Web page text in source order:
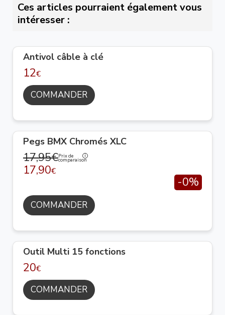
Ces articles pourraient également vous
intéresser :
Antivol câble à clé
12€
COMMANDER
Pegs BMX Chromés XLC
17,95€Prix de
comparaison
17,90€
-0%
COMMANDER
Outil Multi 15 fonctions
20€
COMMANDER